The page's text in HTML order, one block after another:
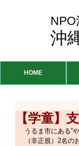
NPO
沖
HOME
【学童】
うるま市にある‟
（非正規）2名